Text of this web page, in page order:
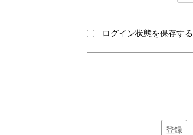
ログイン状態を保存する
登録